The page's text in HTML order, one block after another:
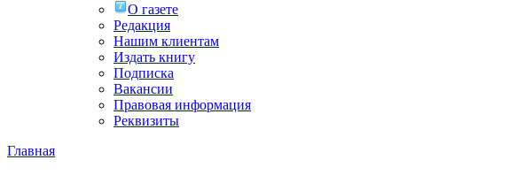
О газете
Редакция
Нашим клиентам
Издать книгу
Подписка
Вакансии
Правовая информация
Реквизиты
Главная